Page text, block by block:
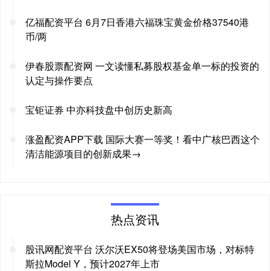
亿福配资平台 6月7日香港六福珠宝黄金价格37540港
币/两
伊春股票配资网 一文读懂私募股权基金单一标的投资的
认定与操作要点
宝钜证券 中亦科技盘中创历史新高
涨盈配资APP下载 国际大赛一等奖！看中广核巴西这个
清洁能源项目的创新成果→
热点资讯
股讯网配资平台 沃尔沃EX50将登场美国市场，对标特
斯拉Model Y，预计2027年上市